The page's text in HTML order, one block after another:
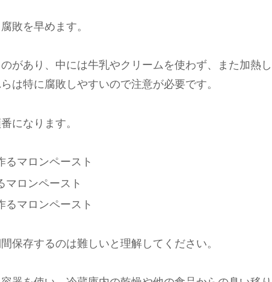
敗を早めます。
があり、中には牛乳やクリームを使わず、また加熱し
は特に腐敗しやすいので注意が必要です。
になります。
るマロンペースト
マロンペースト
るマロンペースト
保存するのは難しいと理解してください。